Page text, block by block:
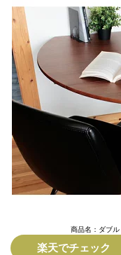
商品名：ダブル
楽天でチェック